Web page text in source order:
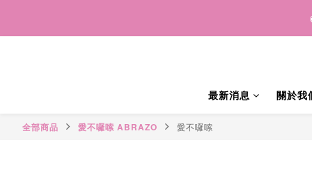
🌕 2026
🌕 2026
🌕 2026
最新消息 關於我
全部商品 愛不囉嗦 ABRAZO 愛不囉嗦